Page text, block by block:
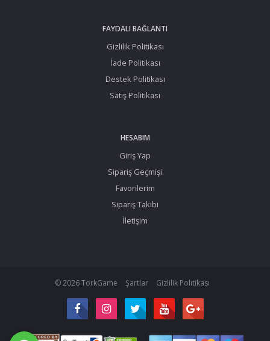
FAYDALI BAĞLANTI
Gizlilik Politikası
İade Politikası
Destek Politikası
Satış Politikası
HESABIM
Giriş Yap
Sipariş Geçmişi
Favorilerim
Sipariş Takibi
İletişim
© 2026 TorkGame Şartlar Gizlilik Politikası